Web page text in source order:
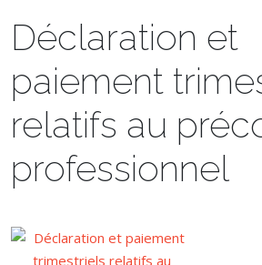
Déclaration et
paiement
relatifs au
professionnel